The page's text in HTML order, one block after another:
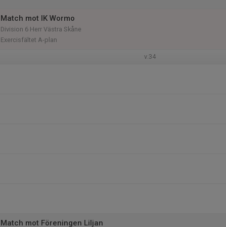
Match mot IK Wormo
Division 6 Herr Västra Skåne
Exercisfältet A-plan
v.34
Match mot Föreningen Liljan